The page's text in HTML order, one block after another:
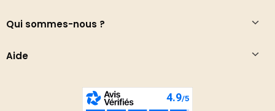
Qui sommes-nous ?
Aide